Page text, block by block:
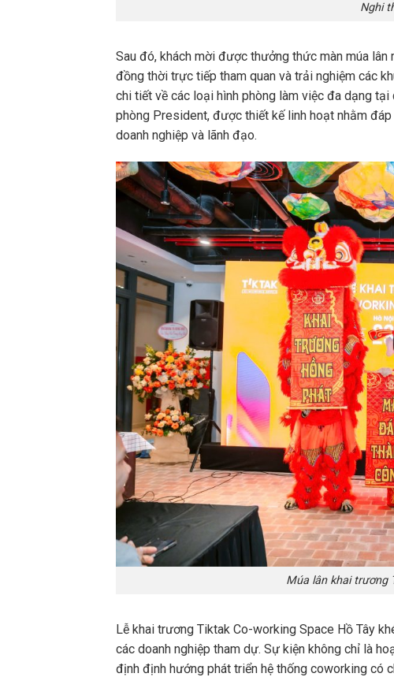
Nghi
Sau đó, khách mời được thưởng thức màn múa
đồng thời trực tiếp tham quan và trải nghiệm các
chi tiết về các loại hình phòng làm việc đa dạng
phòng President, được thiết kế linh hoạt nhằm
doanh nghiệp và lãnh đạo.
Múa lân khai trương
Lễ khai trương Tiktak Co-working Space Hồ Tây
các doanh nghiệp tham dự. Sự kiện không chỉ là
định định hướng phát triển hệ thống coworking có